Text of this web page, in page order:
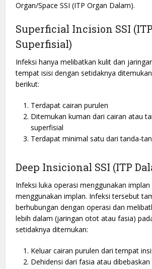
Organ/Space SSI (ITP Organ Dalam).
Superficial Incision SSI (ITP
Superfisial)
Infeksi hanya melibatkan kulit dan
tempat isisi dengan setidaknya
berikut:
Terdapat cairan purulen
Ditemukan kuman dari cairan atau
superfisial
Terdapat minimal satu dari tanda-
Deep Insicional SSI (ITP
Infeksi luka operasi menggunakan
menggunakan implan. Infeksi tersebut
berhubungan dengan operasi dan
lebih dalam (jaringan otot atau fasia)
setidaknya ditemukan:
Keluar cairan purulen dari tempat
Dehidensi dari fasia atau